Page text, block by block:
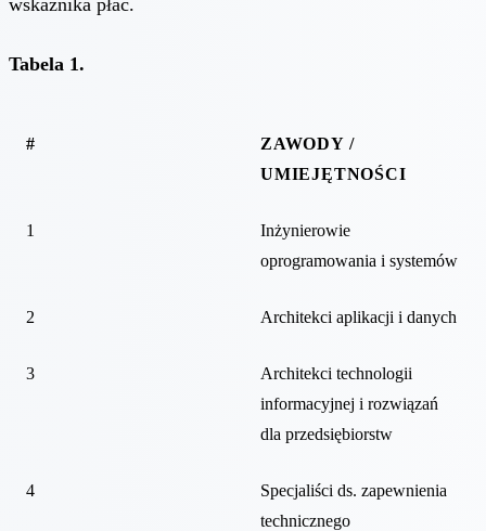
Tabela 1.
#
ZAWODY /
UMIEJĘTNOŚCI
1
Inżynierowie
oprogramowania i systemów
2 Architekci aplikacji i danych
3
Architekci technologii
informacyjnej i rozwiązań
dla przedsiębiorstw
4
Specjaliści ds. zapewnienia
technicznego